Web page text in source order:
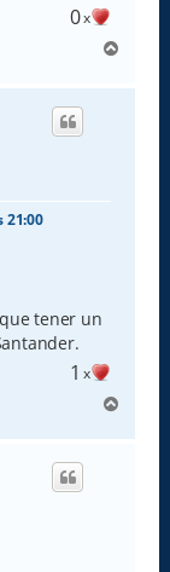
0x
r
21:00
tener un
1 x
r